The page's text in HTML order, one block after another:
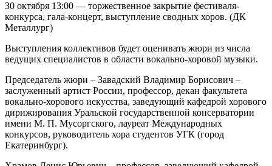
30 октября 13:00 — торжественное закрытие фестиваля-
конкурса, гала-концерт, выступление сводных хоров. (ДК
Металлург)
Выступления коллективов будет оценивать жюри из числа
ведущих специалистов в области вокально-хоровой музыки.
Председатель жюри – Завадский Владимир Борисович –
заслуженный артист России, профессор, декан факультета
вокально-хорового искусства, заведующий кафедрой хорового
дирижирования Уральской государственной консерватории
имени М. П. Мусоргского, лауреат Международных
конкурсов, руководитель хора студентов УГК (город
Екатеринбург).